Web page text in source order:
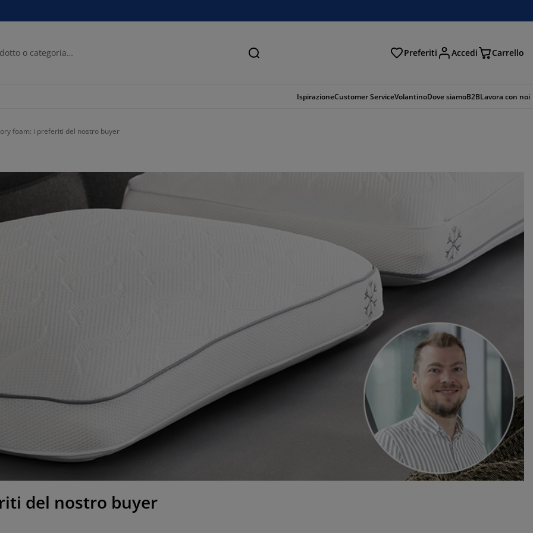
Cerca Preferiti Accedi Carrello
IspirazioneCustomer ServiceVolantinoDove siamoB2BLavora con noi
foam: i preferiti del nostro buyer
del nostro buyer